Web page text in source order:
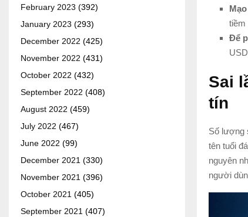
tiềm
Để
Sai
tín
Số lượng
tên tuổi
nguyên
người
February 2023 (392)
January 2023 (293)
December 2022 (425)
November 2022 (431)
October 2022 (432)
September 2022 (408)
August 2022 (459)
July 2022 (467)
June 2022 (99)
December 2021 (330)
November 2021 (396)
October 2021 (405)
September 2021 (407)